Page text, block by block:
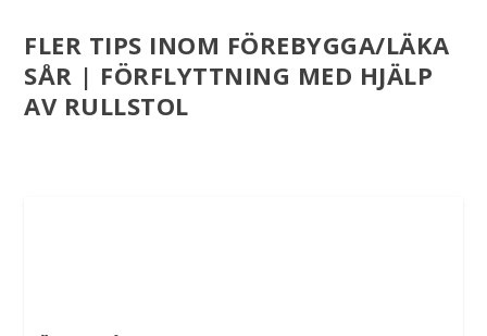
FLER TIPS INOM FÖREBYGGA/LÄKA
SÅR | FÖRFLYTTNING MED HJÄLP
AV RULLSTOL